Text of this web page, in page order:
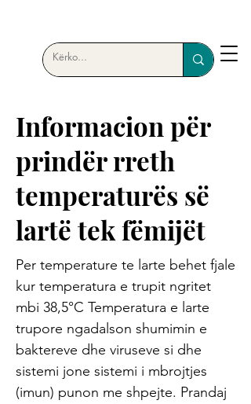
Informacion për
prindër rreth
temperaturës së
lartë tek fëmijët
Per temperature te larte behet fjale
kur temperatura e trupit ngritet
mbi 38,5°C Temperatura e larte
trupore ngadalson shumimin e
baktereve dhe viruseve si dhe
sistemi jone sistemi i mbrojtjes
(imun) punon me shpejte. Prandaj